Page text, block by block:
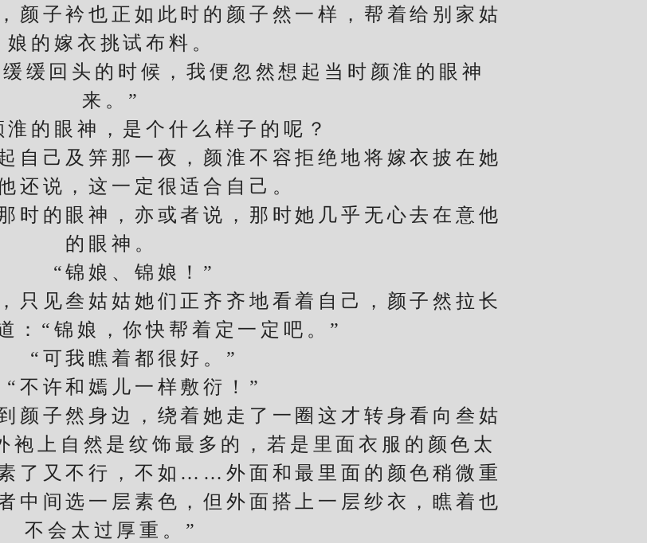
颜子衿也正如此时的颜子然一样，帮着给别家姑
娘的嫁衣挑试布料。
回头的时候，我便忽然想起当时颜淮的眼神
来。”
眼神，是个什么样子的呢？
己及笄那一夜，颜淮不容拒绝地将嫁衣披在她
还说，这一定很适合自己。
的眼神，亦或者说，那时她几乎无心去在意他
的眼神。
“锦娘、锦娘！”
见叁姑姑她们正齐齐地看着自己，颜子然拉长
：“锦娘，你快帮着定一定吧。”
可我瞧着都很好。”
许和嫣儿一样敷衍！”
子然身边，绕着她走了一圈这才转身看向叁姑
袍上自然是纹饰最多的，若是里面衣服的颜色太
了又不行，不如……外面和最里面的颜色稍微重
中间选一层素色，但外面搭上一层纱衣，瞧着也
不会太过厚重。”